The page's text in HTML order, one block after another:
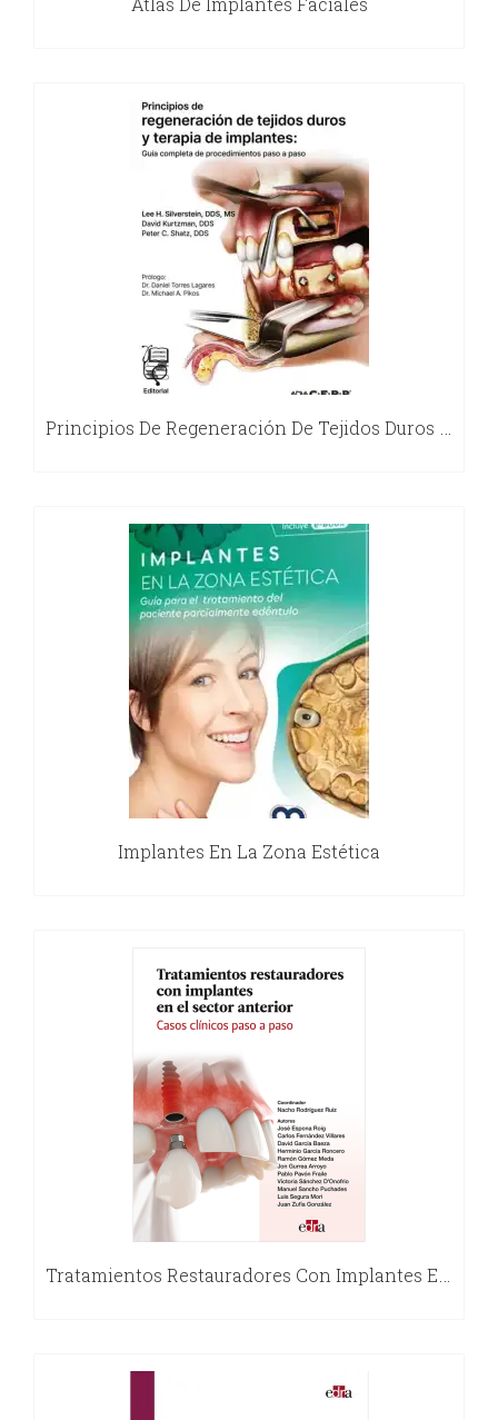
Principios De Regeneración De Tejidos Duros Y Terapia De Implantes
Implantes En La Zona Estética
Tratamientos Restauradores Con Implantes En El Sector Anterior